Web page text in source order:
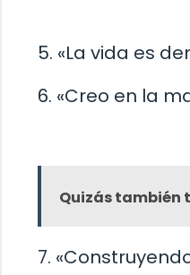
5. «La vida es
6. «Creo en la
Quizás también
7.